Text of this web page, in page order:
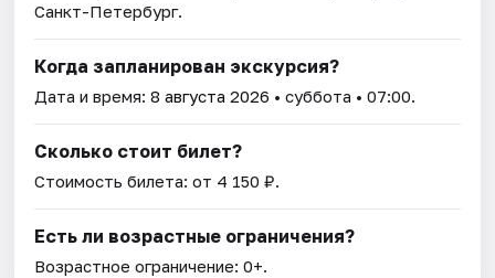
Санкт-Петербург.
Когда запланирован экскурсия?
Дата и время:8 августа 2026 • суббота • 07:00.
Сколько стоит билет?
Стоимость билета: от 4 150 ₽.
Есть ли возрастные ограничения?
Возрастное ограничение: 0+.